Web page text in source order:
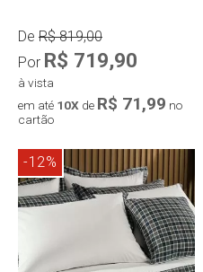
De R$ 819,00
Por R$ 719,90
à vista
em até 10X de R$ 71,99 no
cartão
Compra rápida
-12%